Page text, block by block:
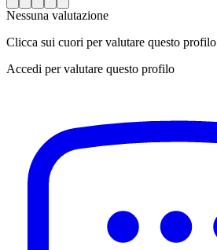
Nessuna valutazione
Clicca sui cuori per valutare questo profilo
Accedi per valutare questo profilo